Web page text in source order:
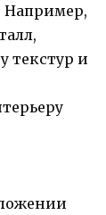
Например,
текстур и